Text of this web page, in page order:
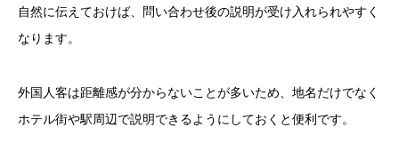
自然に伝えておけば、問い合わせ後の説明が受け入れられやすく
なります。
外国人客は距離感が分からないことが多いため、地名だけでなく
ホテル街や駅周辺で説明できるようにしておくと便利です。